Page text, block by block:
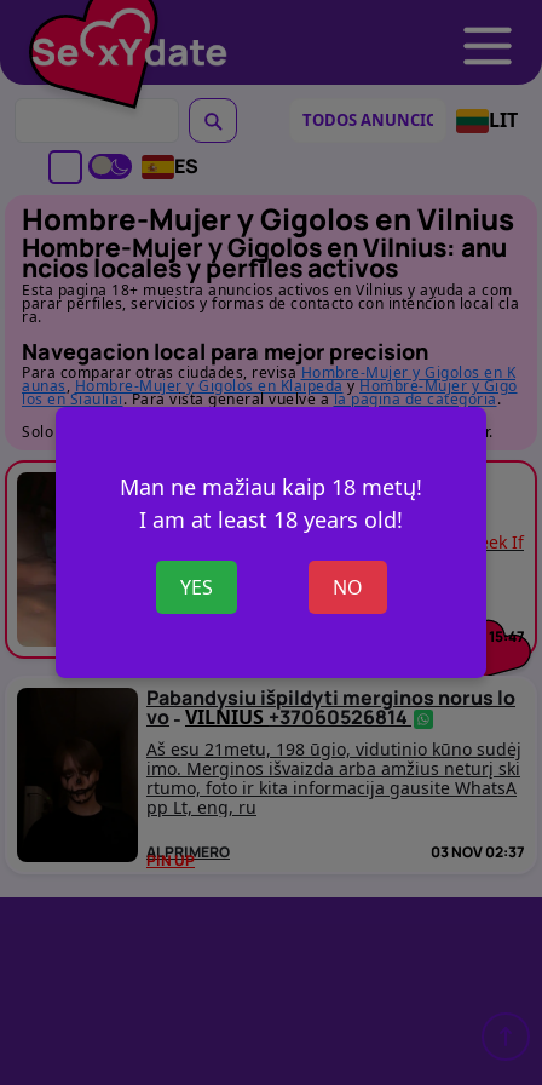
LIT
ES
Man ne mažiau kaip 18 metų!
I am at least 18 years old!
YES NO
Hombre-Mujer y Gigolos en Vilnius
Hombre-Mujer y Gigolos en Vilnius: anu
ncios locales y perfiles activos
Esta pagina 18+ muestra anuncios activos en Vilnius y ayuda a com
parar perfiles, servicios y formas de contacto con intencion local cla
ra.
Navegacion local para mejor precision
Para comparar otras ciudades, revisaHombre-Mujer y Gigolos en K
aunas, Hombre-Mujer y Gigolos en KlaipedayHombre-Mujer y Gigo
los en Siauliai. Para vista general vuelve ala pagina de categoria.
Solo para adultos. Revisa el perfil con detalle antes de contactar.
Valdez-VILNIUS
And now I've been living in Latvia for a week If
you are interested, call me My tg @yncyl
06 DEC 15:47
Pabandysiu išpildyti merginos norus lo
vo-VILNIUS +37060526814
Aš esu 21metu, 198 ūgio, vidutinio kūno sudėj
imo. Merginos išvaizda arba amžius neturį ski
rtumo, foto ir kita informacija gausite WhatsA
pp Lt, eng, ru
AL PRIMERO
PIN UP 03 NOV 02:37